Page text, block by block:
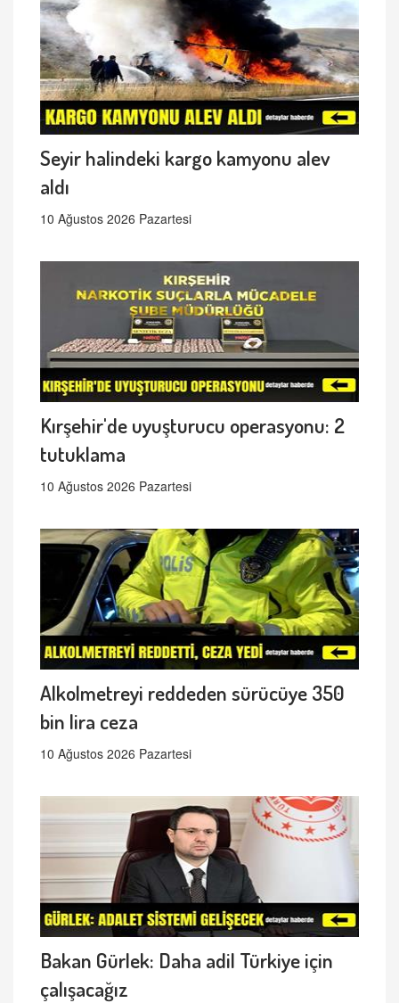
Seyir halindeki kargo kamyonu alev
aldı
10 Ağustos 2026 Pazartesi
Kırşehir'de uyuşturucu operasyonu: 2
tutuklama
10 Ağustos 2026 Pazartesi
Alkolmetreyi reddeden sürücüye 350
bin lira ceza
10 Ağustos 2026 Pazartesi
Bakan Gürlek: Daha adil Türkiye için
çalışacağız